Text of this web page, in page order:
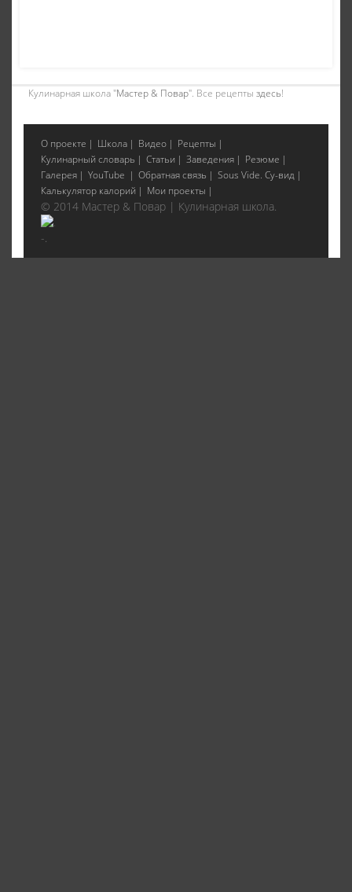
Кулинарная школа "Мастер & Повар". Все рецепты здесь!
О проекте Школа Видео
Рецепты
Кулинарный словарь
Статьи Заведения
Резюме
Галерея
YouTube Обратная связь
Sous Vide. Су-вид
Калькулятор калорий
Мои проекты
© 2014 Мастер & Повар | Кулинарная школа.
-.